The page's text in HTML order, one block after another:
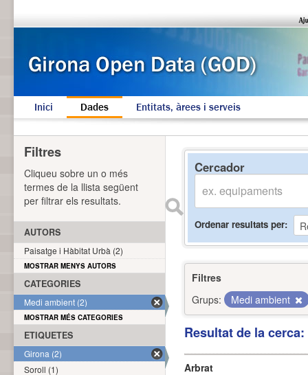
Inici Dades Entitats, àrees i serveis
Cercador
Ordenar resultats per
Filtres
Grups:
Medi ambient
Resultat de la
Arbrat
Filtres
Cliqueu sobre un o més
termes de la llista següent
per filtrar els resultats.
AUTORS
Paisatge i Hàbitat Urbà (2)
MOSTRAR MENYS AUTORS
CATEGORIES
Medi ambient (2)
MOSTRAR MÉS CATEGORIES
ETIQUETES
Girona (2)
Soroll (1)